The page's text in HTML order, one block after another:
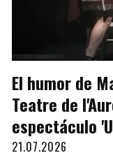
El humor de
Teatre de
espectáculo
21.07.2026